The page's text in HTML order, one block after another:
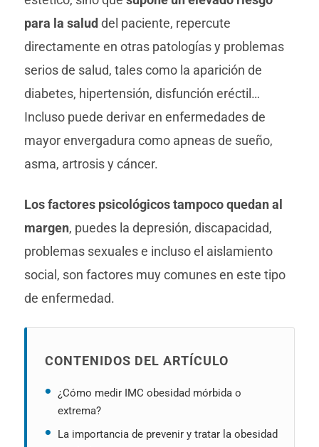
para la salud del paciente, repercute
directamente en otras patologías y problemas
serios de salud, tales como la aparición de
diabetes, hipertensión, disfunción eréctil…
Incluso puede derivar en enfermedades de
mayor envergadura como apneas de sueño,
asma, artrosis y cáncer.
Los factores psicológicos tampoco quedan al
margen, puedes la depresión, discapacidad,
problemas sexuales e incluso el aislamiento
social, son factores muy comunes en este tipo
de enfermedad.
CONTENIDOS DEL ARTÍCULO
¿Cómo medir IMC obesidad mórbida o
extrema?
La importancia de prevenir y tratar la obesidad